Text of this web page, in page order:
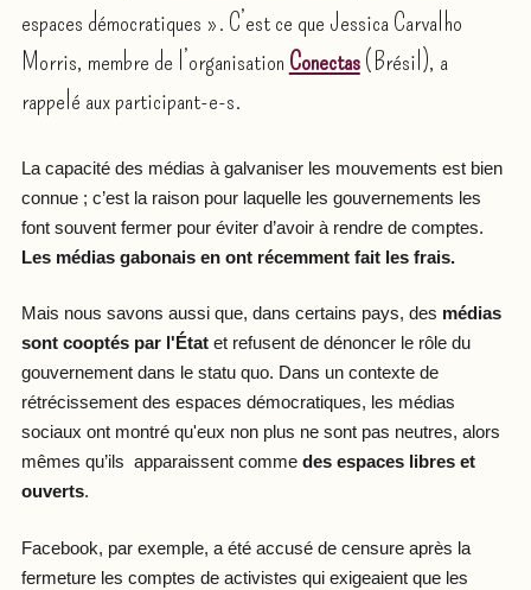
espaces démocratiques ». C’est ce que Jessica Carvalho
Morris, membre de l’organisation Conectas(Brésil), a
rappelé aux participant-e-s.
La capacité des médias à galvaniser les mouvements est bien
connue ; c’est la raison pour laquelle les gouvernements les
font souvent fermer pour éviter d’avoir à rendre de comptes.
Les médias gabonais en ont récemment fait les frais.
Mais nous savons aussi que, dans certains pays, des médias
sont cooptés par l'Étatet refusent de dénoncer le rôle du
gouvernement dans le statu quo. Dans un contexte de
rétrécissement des espaces démocratiques, les médias
sociaux ont montré qu'eux non plus ne sont pas neutres, alors
mêmes qu’ils apparaissent comme des espaces libres et
ouverts.
Facebook, par exemple, a été accusé de censure après la
fermeture les comptes de activistes qui exigeaient que les